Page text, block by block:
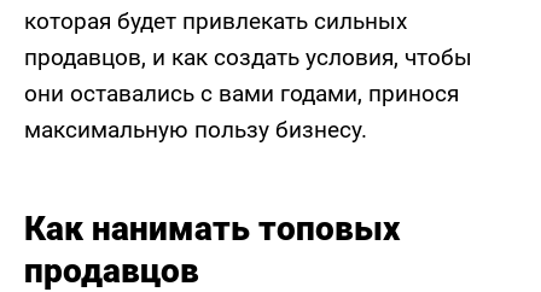
которая будет привлекать сильных
продавцов, и как создать условия, чтобы
они оставались с вами годами, принося
максимальную пользу бизнесу.
Как нанимать топовых
продавцов